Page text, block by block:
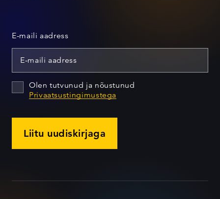
E-maili aadress
Olen tutvunud ja nõustunud
Privaatsustingimustega
Liitu uudiskirjaga